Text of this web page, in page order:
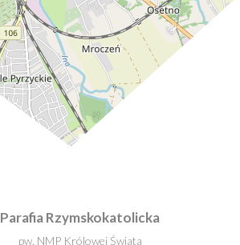
Parafia Rzymskokatolicka
pw. NMP Królowej Świata